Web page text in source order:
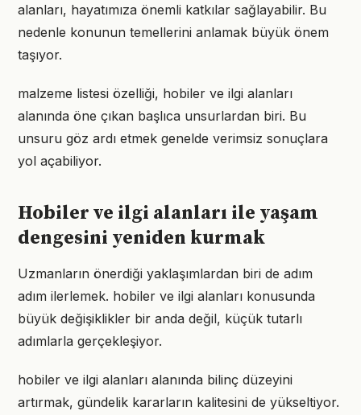
alanları, hayatımıza önemli katkılar sağlayabilir. Bu
nedenle konunun temellerini anlamak büyük önem
taşıyor.
malzeme listesi özelliği, hobiler ve ilgi alanları
alanında öne çıkan başlıca unsurlardan biri. Bu
unsuru göz ardı etmek genelde verimsiz sonuçlara
yol açabiliyor.
Hobiler ve ilgi alanları ile yaşam
dengesini yeniden kurmak
Uzmanların önerdiği yaklaşımlardan biri de adım
adım ilerlemek. hobiler ve ilgi alanları konusunda
büyük değişiklikler bir anda değil, küçük tutarlı
adımlarla gerçekleşiyor.
hobiler ve ilgi alanları alanında bilinç düzeyini
artırmak, gündelik kararların kalitesini de yükseltiyor.